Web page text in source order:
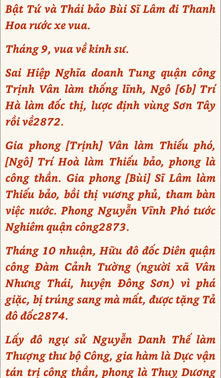
Bật Tứ và Thái bảo Bùi Sĩ Lâm đi Thanh
Hoa rước xe vua.
Tháng 9, vua về kinh sư.
Sai Hiệp Nghĩa doanh Tung quận công
Trịnh Vân làm thống lĩnh, Ngô [6b] Trí
Hà làm đốc thị, lược định vùng Sơn Tây
rồi về2872.
Gia phong [Trịnh] Vân làm Thiếu phó,
[Ngô] Trí Hoà làm Thiếu bảo, phong là
công thần. Gia phong [Bùi] Sĩ Lâm làm
Thiếu bảo, bồi thị vương phủ, tham bàn
việc nước. Phong Nguyễn Vĩnh Phó tước
Nghiêm quận công2873.
Tháng 10 nhuận, Hữu đô đốc Diên quận
công Đàm Cảnh Tường (người xã Vân
Nhưng Thái, huyện Đông Sơn) vì phá
giặc, bị trúng sang mà mất, được tặng Tả
đô đốc2874.
Lấy đô ngự sử Nguyễn Danh Thế làm
Thượng thư bộ Công, gia hàm là Dực vận
tán trị công thần, phong là Thuỵ Dương